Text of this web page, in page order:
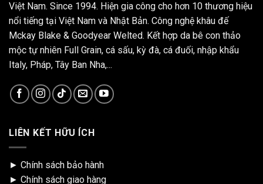
Việt Nam. Since 1994. Hiện gia công cho hơn 10 thương hiệu
nổi tiếng tại Việt Nam và Nhật Bản. Công nghệ khâu đế
Mckay Blake & Goodyear Welted. Kết hợp da bê con thảo
mộc tự nhiên Full Grain, cá sấu, kỳ đà, cá đuối, nhập khẩu
Italy, Pháp, Tây Ban Nha,...
LIÊN KẾT HỮU ÍCH
► Chính sách bảo hành
► Chính sách giao hàng